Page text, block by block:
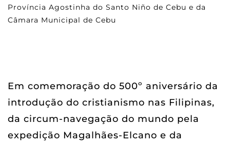
Província Agostinha do Santo Niño de Cebu e da
Câmara Municipal de Cebu
Em comemoração do 500º aniversário da
introdução do cristianismo nas Filipinas,
da circum-navegação do mundo pela
expedição Magalhães-Elcano e da